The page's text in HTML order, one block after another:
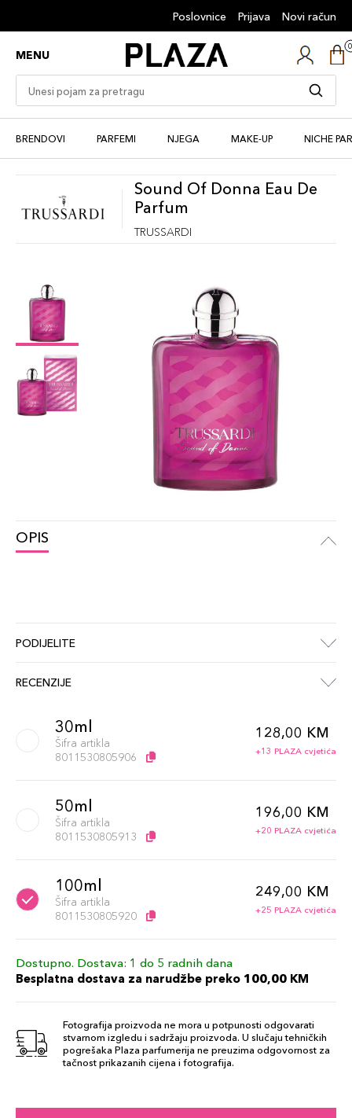
Poslovnice Prijava Novi račun
MENU
BRENDOVI PARFEMI NJEGA MAKE-UP NICHE
Sound Of Donna Eau De
Parfum
TRUSSARDI
OPIS
PODIJELITE
RECENZIJE
30ml
Šifra artikla
8011530805906
128,00 KM
+13 PLAZA cvjetića
50ml
Šifra artikla
8011530805913
196,00 KM
+20 PLAZA cvjetića
100ml
Šifra artikla
8011530805920
249,00 KM
+25 PLAZA cvjetića
Dostupno. Dostava: 1 do 5 radnih dana
Besplatna dostava za narudžbe preko 100,00 KM
Fotografija proizvoda ne mora u potpunosti odgovarati
stvarnom izgledu i sadržaju proizvoda. U slučaju tehničkih
pogrešaka Plaza parfumerija ne preuzima odgovornost za
tačnost prikazanih cijena i fotografija.